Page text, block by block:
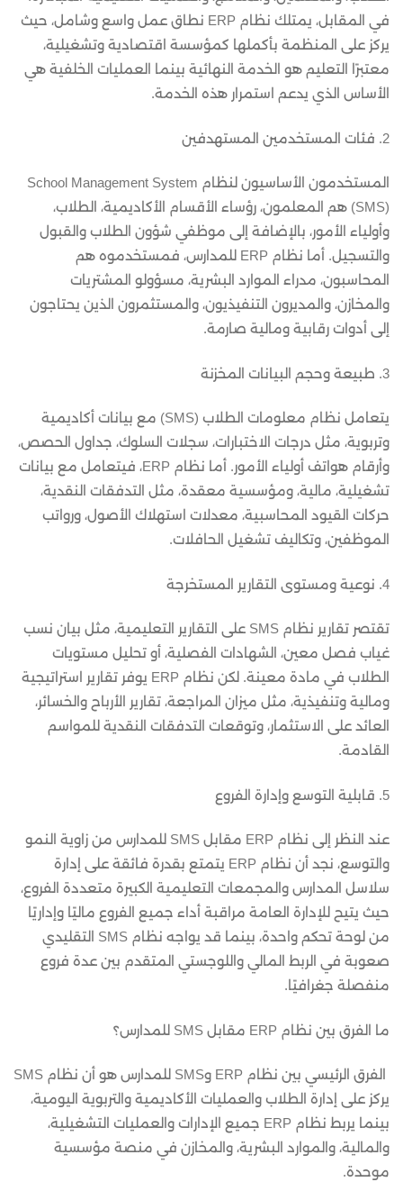
في المقابل، يمتلك نظام ERP نطاق عمل واسع وشامل، حيث
يركز على المنظمة بأكملها كمؤسسة اقتصادية وتشغيلية،
معتبرًا التعليم هو الخدمة النهائية بينما العمليات الخلفية هي
الأساس الذي يدعم استمرار هذه الخدمة.
2. فئات المستخدمين المستهدفين
المستخدمون الأساسيون لنظام School Management System
(SMS) هم المعلمون، رؤساء الأقسام الأكاديمية، الطلاب،
وأولياء الأمور، بالإضافة إلى موظفي شؤون الطلاب والقبول
والتسجيل. أما نظام ERP للمدارس، فمستخدموه هم
المحاسبون، مدراء الموارد البشرية، مسؤولو المشتريات
والمخازن، والمديرون التنفيذيون، والمستثمرون الذين يحتاجون
إلى أدوات رقابية ومالية صارمة.
3. طبيعة وحجم البيانات المخزنة
يتعامل نظام معلومات الطلاب (SMS) مع بيانات أكاديمية
وتربوية، مثل درجات الاختبارات، سجلات السلوك، جداول الحصص،
وأرقام هواتف أولياء الأمور. أما نظام ERP، فيتعامل مع بيانات
تشغيلية، مالية، ومؤسسية معقدة، مثل التدفقات النقدية،
حركات القيود المحاسبية، معدلات استهلاك الأصول، ورواتب
الموظفين، وتكاليف تشغيل الحافلات.
4. نوعية ومستوى التقارير المستخرجة
تقتصر تقارير نظام SMS على التقارير التعليمية، مثل بيان نسب
غياب فصل معين، الشهادات الفصلية، أو تحليل مستويات
الطلاب في مادة معينة. لكن نظام ERP يوفر تقارير استراتيجية
ومالية وتنفيذية، مثل ميزان المراجعة، تقارير الأرباح والخسائر،
العائد على الاستثمار، وتوقعات التدفقات النقدية للمواسم
القادمة.
5. قابلية التوسع وإدارة الفروع
عند النظر إلى نظام ERP مقابل SMS للمدارس
من زاوية النمو
والتوسع، نجد أن نظام ERP يتمتع بقدرة فائقة على إدارة
سلاسل المدارس والمجمعات التعليمية الكبيرة متعددة الفروع،
حيث يتيح للإدارة العامة مراقبة أداء جميع الفروع ماليًا وإداريًا
من لوحة تحكم واحدة، بينما قد يواجه نظام SMS التقليدي
صعوبة في الربط المالي واللوجستي المتقدم بين عدة فروع
منفصلة جغرافيًا.
ما الفرق بين نظام ERP مقابل SMS للمدارس ؟
الفرق الرئيسي بين نظام ERP وSMS للمدارس هو أن نظام SMS
يركز على إدارة الطلاب والعمليات الأكاديمية والتربوية اليومية،
بينما يربط نظام ERP جميع الإدارات والعمليات التشغيلية،
والمالية، والموارد البشرية، والمخازن في منصة مؤسسية
موحدة.